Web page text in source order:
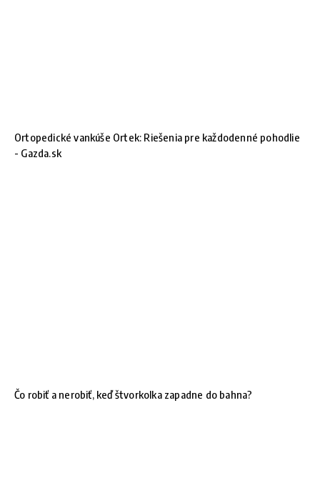
Ortopedické vankúše Ortek: Riešenia pre každodenné pohodlie
- Gazda.sk
Čo robiť a nerobiť, keď štvorkolka zapadne do bahna?